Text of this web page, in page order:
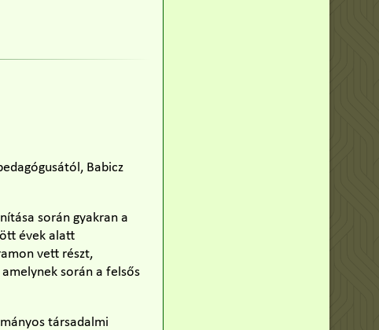
Babicz
során gyakran a
évek alatt
vett részt,
során a felsős
társadalmi